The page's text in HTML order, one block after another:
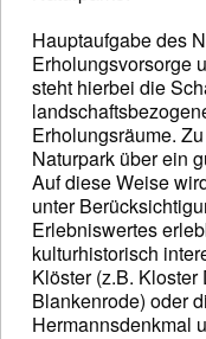
Hauptaufgabe des
Erholungsvorsorge
steht hierbei die
Erholungsräume.
Naturpark über ein
Auf diese Weise
unter
Erlebniswertes
kulturhistorisch
Klöster (z.B.
Blankenrode) oder
Hermannsdenkmal